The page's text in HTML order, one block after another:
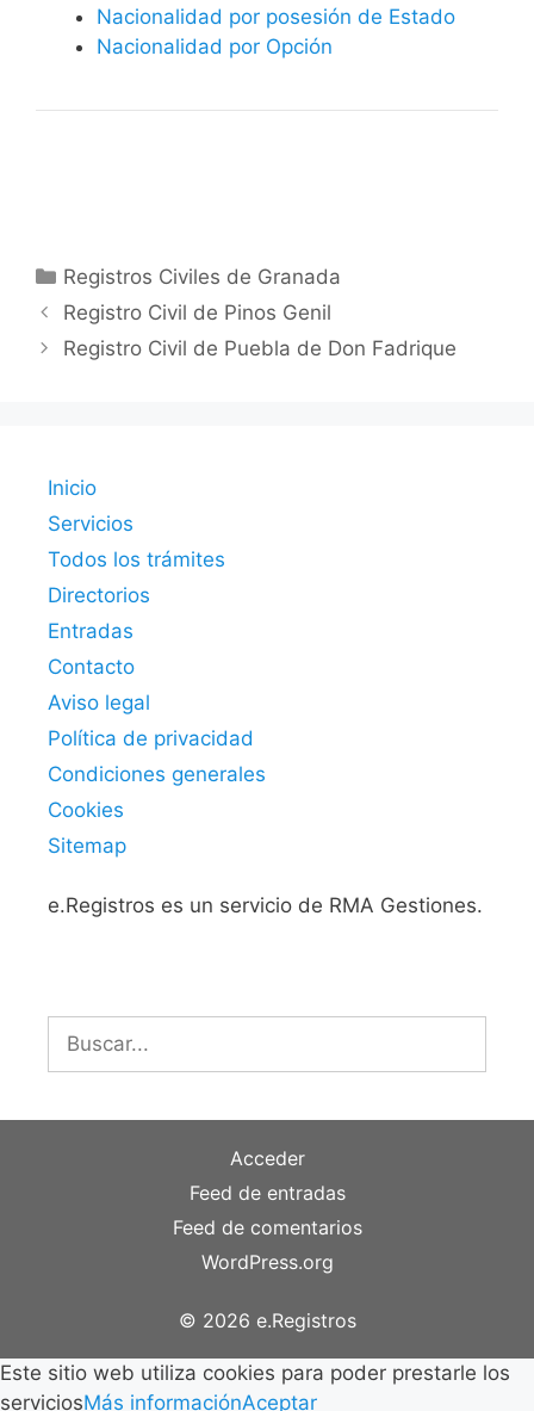
Nacionalidad por posesión de Estado
Nacionalidad por Opción
Categorías
Registros Civiles de Granada
Registro Civil de Pinos Genil
Registro Civil de Puebla de Don Fadrique
Inicio
Servicios
Todos los trámites
Directorios
Entradas
Contacto
Aviso legal
Política de privacidad
Condiciones generales
Cookies
Sitemap
e.Registros es un servicio de RMA Gestiones.
Buscar:
Acceder
Feed de entradas
Feed de comentarios
WordPress.org
© 2026 e.Registros
Este sitio web utiliza cookies para poder prestarle los
serviciosMás informaciónAceptar